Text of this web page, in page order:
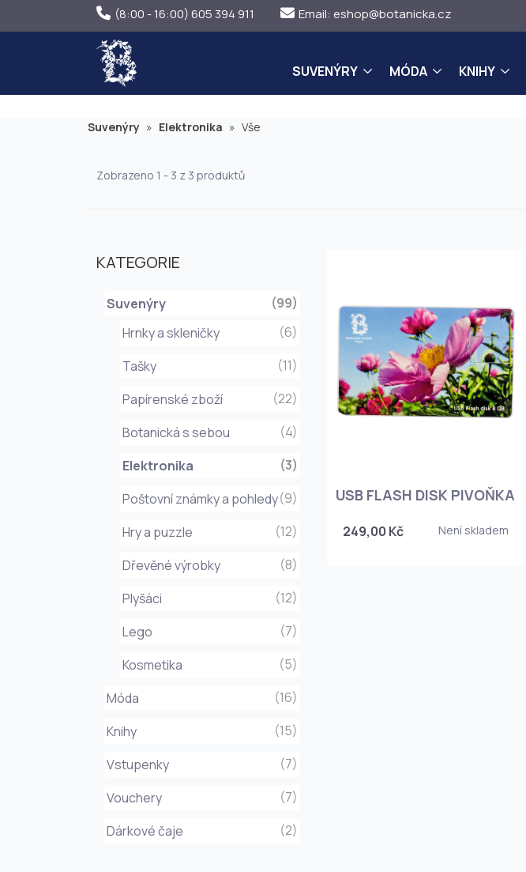
(8:00 - 16:00) 605 394 911 Email: eshop@botanicka.cz
SUVENÝRY MÓDA KNIHY
Suvenýry » Elektronika » Vše
Zobrazeno 1 - 3 z 3 produktů
KATEGORIE
Suvenýry
(99)
Hrnky a skleničky
(6)
Tašky
(11)
Papírenské zboží
(22)
Botanická s sebou
(4)
Elektronika
(3)
Poštovní známky a pohledy(9)
Hry a puzzle
(12)
Dřevěné výrobky
(8)
Plyšáci
(12)
Lego
(7)
Kosmetika
(5)
Móda
(16)
Knihy
(15)
Vstupenky
(7)
Vouchery
(7)
Dárkové čaje
(2)
USB FLASH DISK PIVOŇKA
249,00 Kč Není skladem